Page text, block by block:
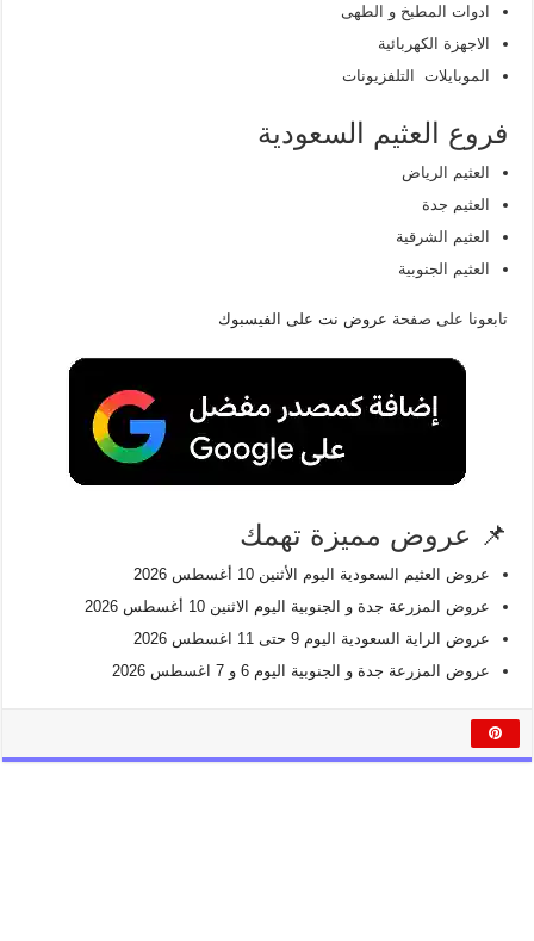
ادوات المطبخ و الطهى
الاجهزة الكهربائية
الموبايلات التلفزيونات
فروع العثيم السعودية
العثيم الرياض
العثيم جدة
العثيم الشرقية
العثيم الجنوبية
تابعونا على صفحة عروض نت على الفيسبوك
📌 عروض مميزة تهمك
عروض العثيم السعودية اليوم الأثنين 10 أغسطس 2026
عروض المزرعة جدة و الجنوبية اليوم الاثنين 10 أغسطس 2026
عروض الراية السعودية اليوم 9 حتى 11 اغسطس 2026
عروض المزرعة جدة و الجنوبية اليوم 6 و 7 اغسطس 2026